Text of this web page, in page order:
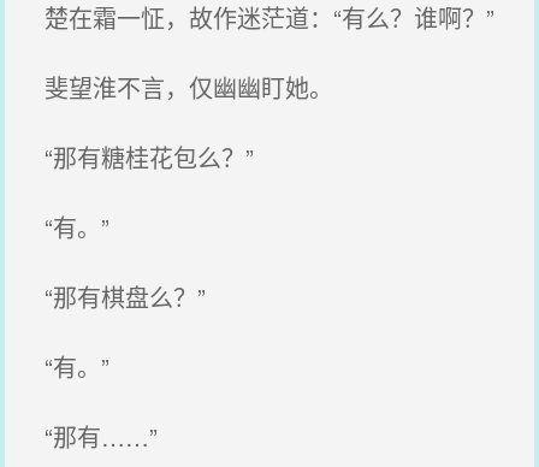
楚在霜一怔，故作迷茫道：“有么？谁啊？”
斐望淮不言，仅幽幽盯她。
“那有糖桂花包么？”
“有。”
“那有棋盘么？”
“有。”
“那有……”